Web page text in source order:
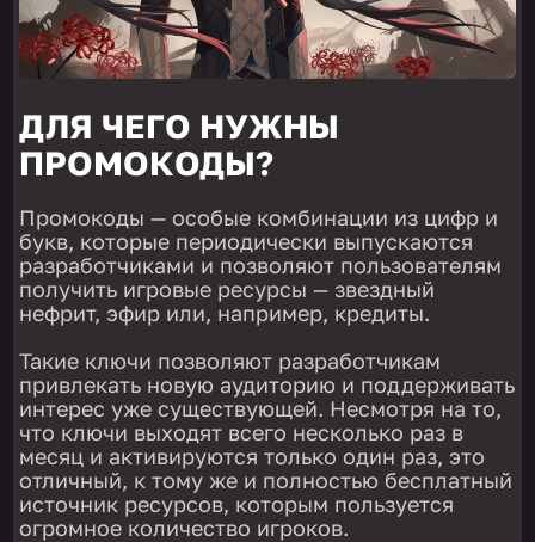
ДЛЯ ЧЕГО НУЖНЫ
ПРОМОКОДЫ?
Промокоды — особые комбинации из цифр и
букв, которые периодически выпускаются
разработчиками и позволяют пользователям
получить игровые ресурсы — звездный
нефрит, эфир или, например, кредиты.
Такие ключи позволяют разработчикам
привлекать новую аудиторию и поддерживать
интерес уже существующей. Несмотря на то,
что ключи выходят всего несколько раз в
месяц и активируются только один раз, это
отличный, к тому же и полностью бесплатный
источник ресурсов, которым пользуется
огромное количество игроков.